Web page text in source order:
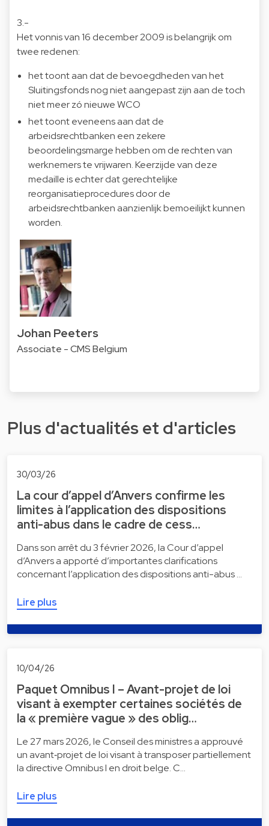
3.-
Het vonnis van 16 december 2009 is belangrijk om
twee redenen:
het toont aan dat de bevoegdheden van het
Sluitingsfonds nog niet aangepast zijn aan de toch
niet meer zó nieuwe WCO
het toont eveneens aan dat de
arbeidsrechtbanken een zekere
beoordelingsmarge hebben om de rechten van
werknemers te vrijwaren. Keerzijde van deze
medaille is echter dat gerechtelijke
reorganisatieprocedures door de
arbeidsrechtbanken aanzienlijk bemoeilijkt kunnen
worden.
Johan Peeters
Associate - CMS Belgium
Plus d'actualités et d'articles
30/03/26
La cour d’appel d’Anvers confirme les
limites à l’application des dispositions
anti-abus dans le cadre de cess…
Dans son arrêt du 3 février 2026, la Cour d’appel
d’Anvers a apporté d’importantes clarifications
concernant l’application des dispositions anti-abus …
Lire plus
10/04/26
Paquet Omnibus I – Avant-projet de loi
visant à exempter certaines sociétés de
la « première vague » des oblig…
Le 27 mars 2026, le Conseil des ministres a approuvé
un avant‑projet de loi visant à transposer partiellement
la directive Omnibus I en droit belge. C…
Lire plus